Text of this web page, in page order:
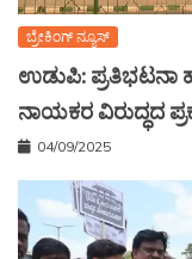
ಬ್ರೇಕಿಂಗ್ ನ್ಯೂಸ್
ಉಡುಪಿ: ಪ್ರತಿಭಟನಾ
ನಾಯಕರ ವಿರುದ್ಧದ
04/09/2025